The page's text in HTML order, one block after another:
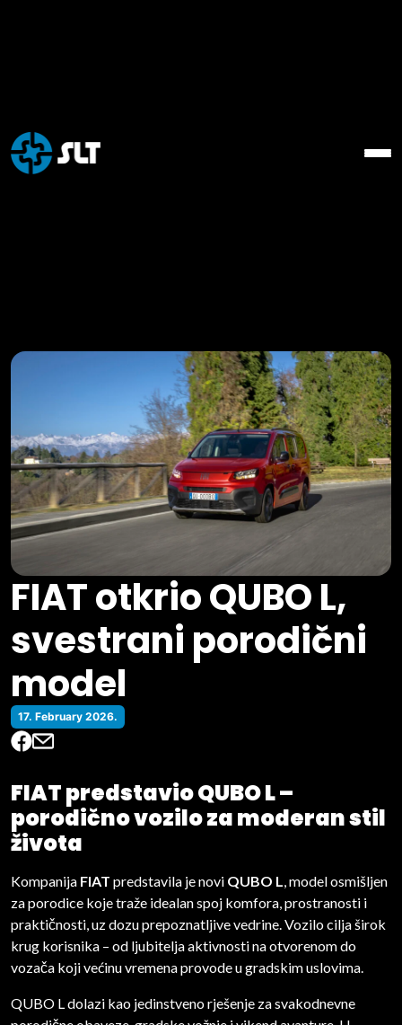
FIAT otkrio QUBO L,
svestrani porodični
model
17. February 2026.
FIAT predstavio QUBO L –
porodično vozilo za moderan stil
života
Kompanija FIAT predstavila je novi QUBO L
, model osmišljen
za porodice koje traže idealan spoj komfora, prostranosti i
praktičnosti, uz dozu prepoznatljive vedrine. Vozilo cilja širok
krug korisnika – od ljubitelja aktivnosti na otvorenom do
vozača koji većinu vremena provode u gradskim uslovima.
QUBO L dolazi kao jedinstveno rješenje za svakodnevne